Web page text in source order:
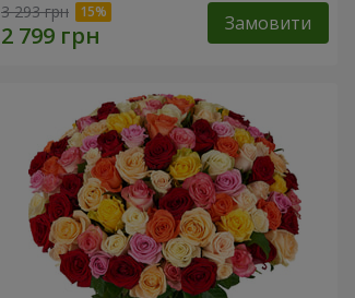
3 293 грн Замовити